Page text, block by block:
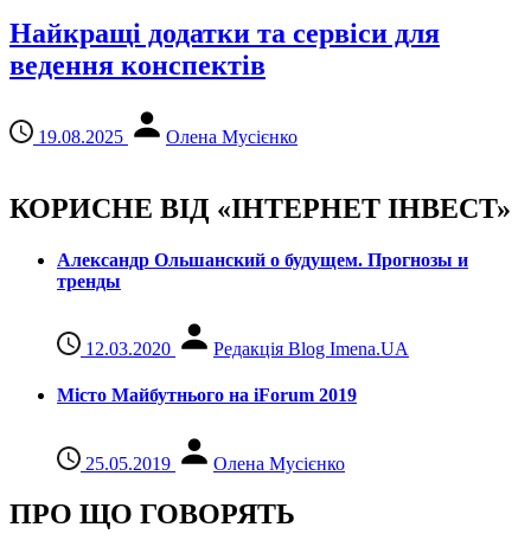
Найкращі додатки та сервіси для
ведення конспектів
19.08.2025 Олена Мусієнко
КОРИСНЕ ВІД «ІНТЕРНЕТ ІНВЕСТ»
Александр Ольшанский о будущем. Прогнозы и
тренды
12.03.2020 Редакція Blog Imena.UA
Місто Майбутнього на iForum 2019
25.05.2019 Олена Мусієнко
ПРО ЩО ГОВОРЯТЬ